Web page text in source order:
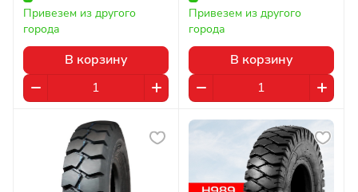
Привезем из другого
города
В корзину
Привезем из другого
города
В корзину